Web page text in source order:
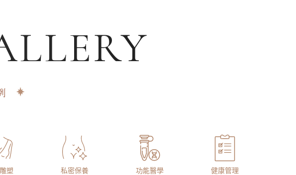
塑
私密保養
功能醫學
健康管理